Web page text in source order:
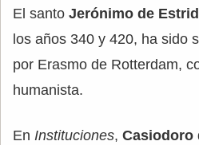
El santo Jerónimo de
los años 340 y 420, ha sido
por Erasmo de Rotterdam,
humanista.
En Instituciones, Casiodoro